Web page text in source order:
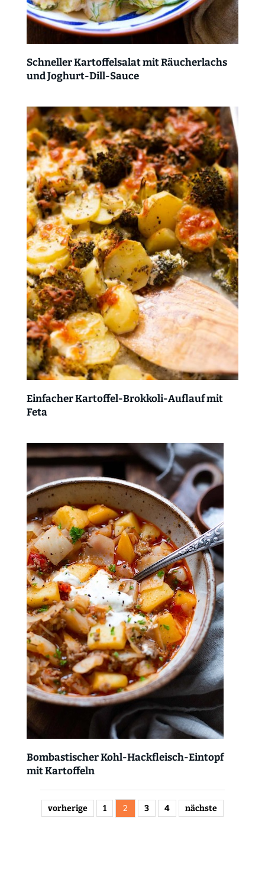
Schneller Kartoffelsalat mit Räucherlachs
und Joghurt-Dill-Sauce
Einfacher Kartoffel-Brokkoli-Auflauf mit
Feta
Bombastischer Kohl-Hackfleisch-Eintopf
mit Kartoffeln
vorherige 1 2 3 4 nächste